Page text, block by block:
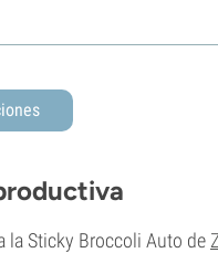
la Sticky Broccoli Auto de